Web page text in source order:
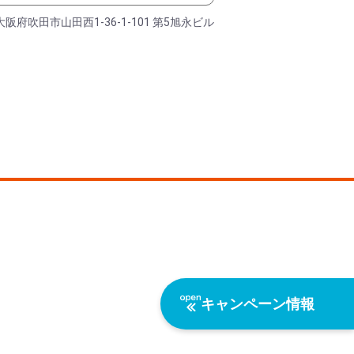
キャンペーン情報
阪府吹田市山田西1-36-1-101 第5旭永ビル